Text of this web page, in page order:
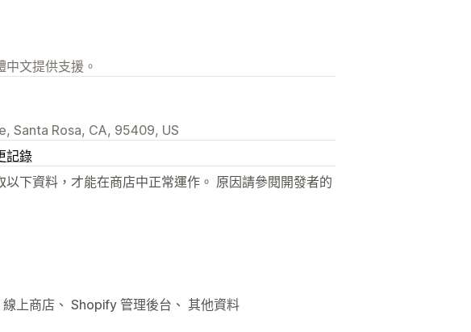
文提供支援。
Santa Rosa, CA, 95409, US
記錄
以下資料，才能在商店中正常運作。 原因請參閱開發者的
上商店、 Shopify 管理後台、 其他資料